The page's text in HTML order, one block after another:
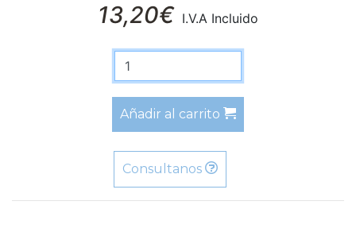
13,20€ I.V.A Incluido
Añadir al carrito
Consultanos